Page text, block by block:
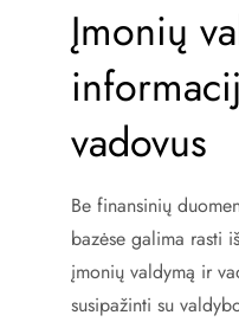
Įmonių
vadovus
Be finansinių
bazėse galima rasti
įmonių valdymą ir
susipažinti su